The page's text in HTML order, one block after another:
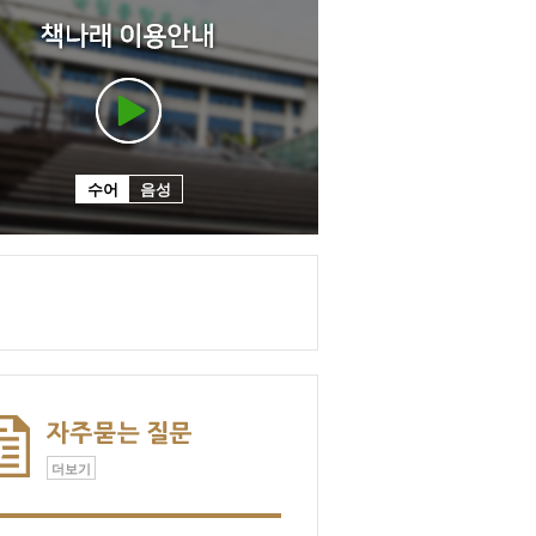
수어 음성
더보기